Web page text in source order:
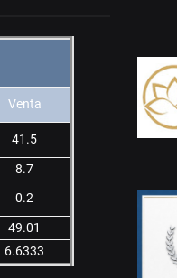
Venta
41.5
8.7
0.2
49.01
6.6333